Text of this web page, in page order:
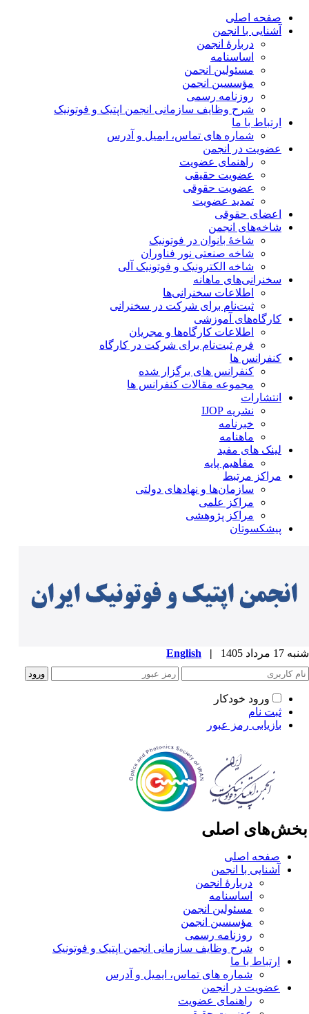
صفحه اصلی
آشنایی با انجمن
دربارۀ انجمن
اساسنامه
مسئولین انجمن
مؤسسین انجمن
روزنامه رسمی
شرح وظایف سازمانی انجمن اپتیک و فوتونیک
ارتباط با ما
شماره های تماس، ایمیل و آدرس
عضویت در انجمن
راهنمای عضویت
عضویت حقیقی
عضویت حقوقی
تمدید عضویت
اعضای حقوقی
شاخه‌های انجمن
شاخۀ بانوان در فوتونیک
شاخه صنعتی نور فناوران
شاخه‌ الکترونیک و فوتونیک آلی
سخنرانی‌های ماهانه
اطلاعات سخنرانی‌‌ها
ثبت‌نام برای شرکت در سخنرانی
کارگاه‌های آموزشی
اطلاعات کارگاه‌ها و مجریان
فرم ثبت‌نام برای شرکت در کارگاه
کنفرانس ها
کنفرانس های برگزار شده
مجموعه مقالات کنفرانس ها
انتشارات
نشریه IJOP
خبرنامه
ماهنامه
لینک های مفید
مفاهیم پایه
مراکز مرتبط
سازمان‌ها و نهادهای دولتی
مراکز علمی
مراکز پژوهشی
پیشکسوتان
مرداد 1405 |
English
ورود خودکار
ثبت نام
بازیابی رمز عبور
اصلی
صفحه اصلی
آشنایی با انجمن
دربارۀ انجمن
اساسنامه
مسئولین انجمن
مؤسسین انجمن
روزنامه رسمی
شرح وظایف سازمانی انجمن اپتیک و فوتونیک
ارتباط با ما
شماره های تماس، ایمیل و آدرس
عضویت در انجمن
راهنمای عضویت